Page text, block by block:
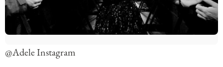
@Adele Instagram